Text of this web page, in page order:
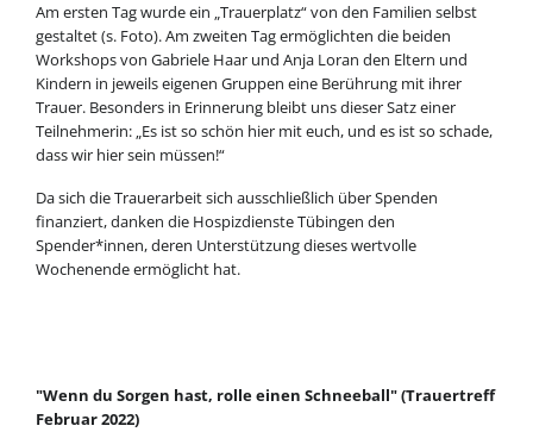
Am ersten Tag wurde ein „Trauerplatz“ von den Familien selbst
gestaltet (s. Foto). Am zweiten Tag ermöglichten die beiden
Workshops von Gabriele Haar und Anja Loran den Eltern und
Kindern in jeweils eigenen Gruppen eine Berührung mit ihrer
Trauer. Besonders in Erinnerung bleibt uns dieser Satz einer
Teilnehmerin: „Es ist so schön hier mit euch, und es ist so schade,
dass wir hier sein müssen!“
Da sich die Trauerarbeit sich ausschließlich über Spenden
finanziert, danken die Hospizdienste Tübingen den
Spender*innen, deren Unterstützung dieses wertvolle
Wochenende ermöglicht hat.
"Wenn du Sorgen hast, rolle einen Schneeball" (Trauertreff
Februar 2022)